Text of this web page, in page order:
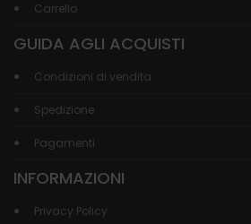
Carrello
GUIDA AGLI ACQUISTI
Condizioni di vendita
Spedizione
Pagamenti
INFORMAZIONI
Privacy Policy